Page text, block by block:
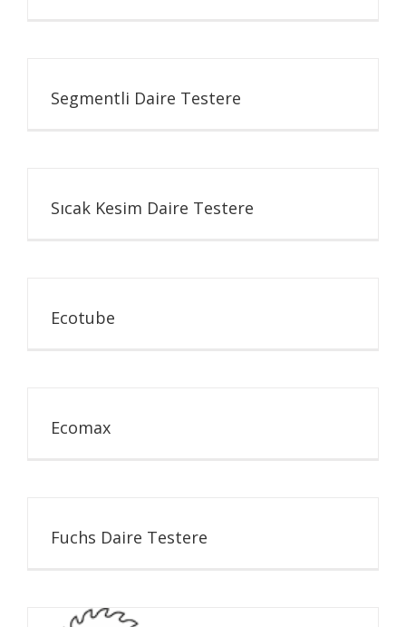
Segmentli Daire Testere
Sıcak Kesim Daire Testere
Ecotube
Ecomax
Fuchs Daire Testere